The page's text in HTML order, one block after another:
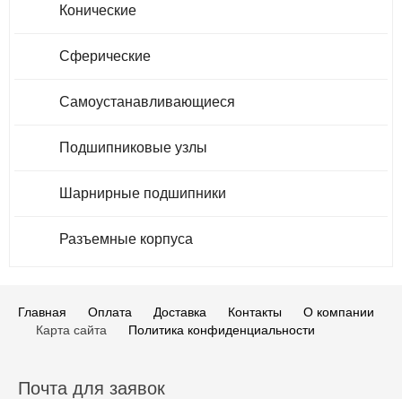
Конические
Сферические
Самоустанавливающиеся
Подшипниковые узлы
Шарнирные подшипники
Разъемные корпуса
Главная Оплата Доставка Контакты
О компании
Карта сайта
Политика конфиденциальности
Почта для заявок